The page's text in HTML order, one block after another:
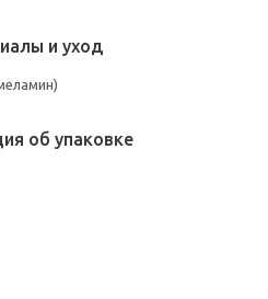
и уход
об упаковке